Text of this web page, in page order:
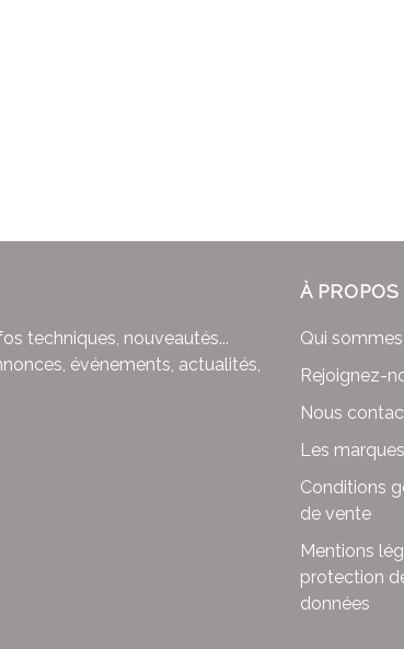
À PROPOS
Qui
Rejoignez-
Nous
Les
Conditions
de vente
Mentions
protection
données
techniques, nouveautés...
événements, actualités,